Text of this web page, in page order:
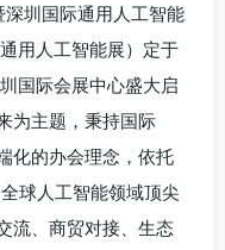
圳国际通用人工智能
用人工智能展）定于
国际会展中心盛大启
为主题，秉持国际
化的办会理念，依托
球人工智能领域顶尖
流、商贸对接、生态